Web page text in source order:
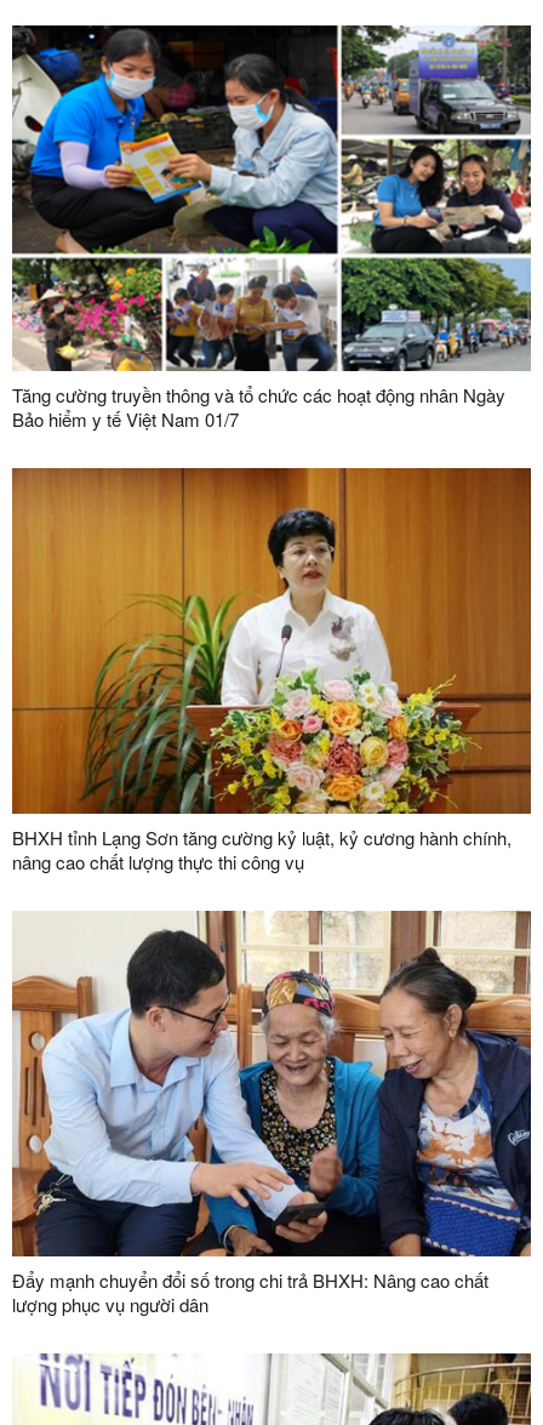
Tăng cường truyền thông và tổ chức các hoạt động nhân Ngày
Bảo hiểm y tế Việt Nam 01/7
BHXH tỉnh Lạng Sơn tăng cường kỷ luật, kỷ cương hành chính,
nâng cao chất lượng thực thi công vụ
Đẩy mạnh chuyển đổi số trong chi trả BHXH: Nâng cao chất
lượng phục vụ người dân